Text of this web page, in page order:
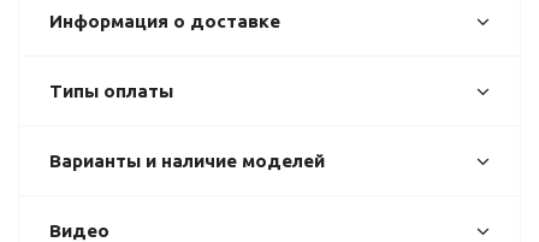
Информация о доставке
Типы оплаты
Варианты и наличие моделей
Видео